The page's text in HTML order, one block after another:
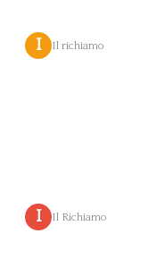
I Il richiamo
I Il Richiamo